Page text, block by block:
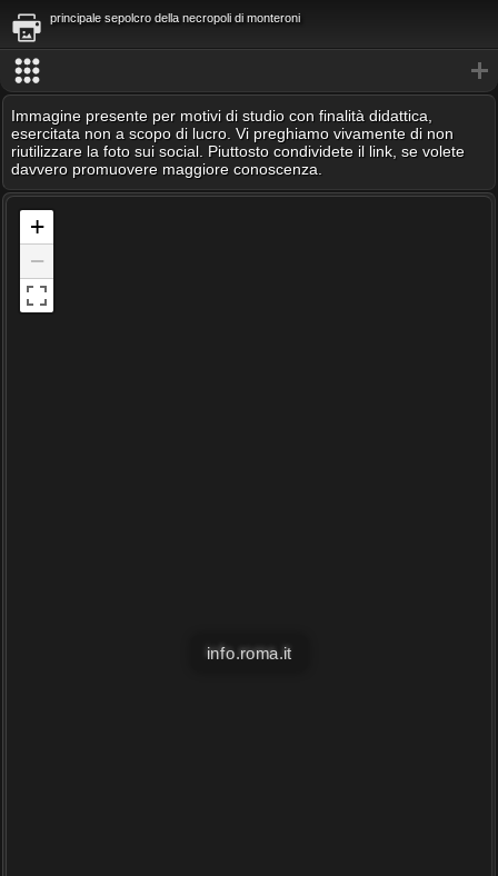
principale sepolcro della necropoli di monteroni
Immagine presente per motivi di studio con finalità didattica,
esercitata non a scopo di lucro. Vi preghiamo vivamente di non
riutilizzare la foto sui social. Piuttosto condividete il link, se volete
davvero promuovere maggiore conoscenza.
+
−
info.roma.it